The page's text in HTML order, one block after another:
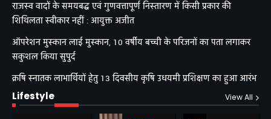
राजस्व वादों के समयबद्ध एवं गुणवत्तापूर्ण निस्तारण में किसी प्रकार की
शिथिलता स्वीकार नहीं : आयुक्त अजीत
ऑपरेशन मुस्कान लाई मुस्कान, 10 वर्षीय बच्ची के परिजनों का पता लगाकर
सकुशल किया सुपुर्द
क्रषि स्नातक लाभार्थियों हेतु 13 दिवसीय कृषि उधयमी प्रशिक्षण का हुआ आरंभ
Lifestyle View All